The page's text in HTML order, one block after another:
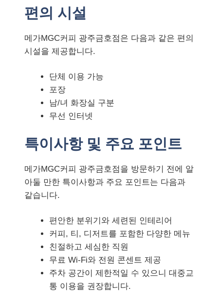
편의 시설
메가MGC커피 광주금호점은 다음과 같은 편의
시설을 제공합니다.
단체 이용 가능
포장
남/녀 화장실 구분
무선 인터넷
특이사항 및 주요 포인트
메가MGC커피 광주금호점을 방문하기 전에 알
아둘 만한 특이사항과 주요 포인트는 다음과
같습니다.
편안한 분위기와 세련된 인테리어
커피, 티, 디저트를 포함한 다양한 메뉴
친절하고 세심한 직원
무료 Wi-Fi와 전원 콘센트 제공
주차 공간이 제한적일 수 있으니 대중교
통 이용을 권장합니다.